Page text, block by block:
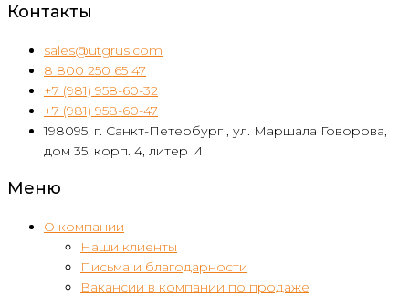
Контакты
sales@utgrus.com
8 800 250 65 47
+7 (981) 958-60-32
+7 (981) 958-60-47
198095, г. Санкт-Петербург , ул. Маршала Говорова,
дом 35, корп. 4, литер И
Меню
О компании
Наши клиенты
Письма и благодарности
Вакансии в компании по продаже